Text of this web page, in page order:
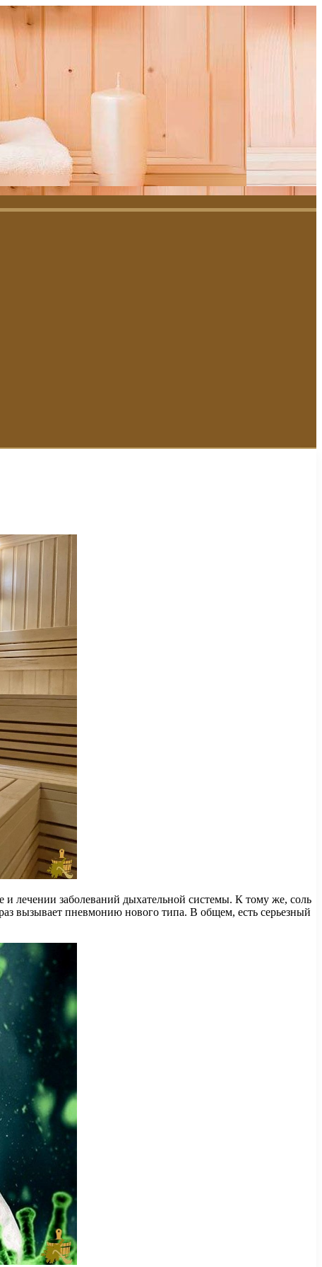
лечении заболеваний дыхательной системы. К тому же, соль
вызывает пневмонию нового типа. В общем, есть серьезный